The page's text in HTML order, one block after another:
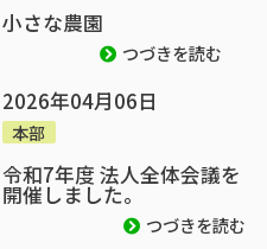
小さな農園
つづきを読む
2026年04月06日
本部
令和7年度 法人全体会議を
開催しました。
つづきを読む